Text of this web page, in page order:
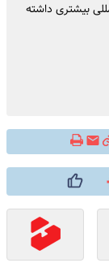
بیشتری داشته